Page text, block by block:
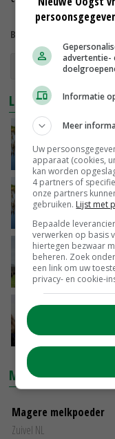
Bekijk meer over:
Wierdense Veld
LEES OOK
11-11-
02-06-
24-11-
MARKTPRIJZEN
Magere melkpoeder
Zuivel NL
advertentie-
Informatie
Meer
Uw
apparaat (cookies,
kan worden
4 partners of
onze partners
gebruiken. Lijst met
Bepaalde
verwerken op basis
hiertegen bezwaar
beheren. Zoek
een link om uw
privacy- en cookie-